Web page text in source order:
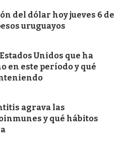
del dólar hoy jueves 6 de
uruguayos
Unidos que ha
en este período y qué
agrava las
y qué hábitos